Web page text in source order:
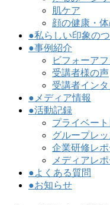
肌ケア
顔の健康・
●私らしい印象の
●事例紹介
ビフォーア
受講者様の声
受講者イン
●メディア情報
●活動記録
プライベー
グループレ
企業研修レポ
メディアレポ
●よくある質問
●お知らせ